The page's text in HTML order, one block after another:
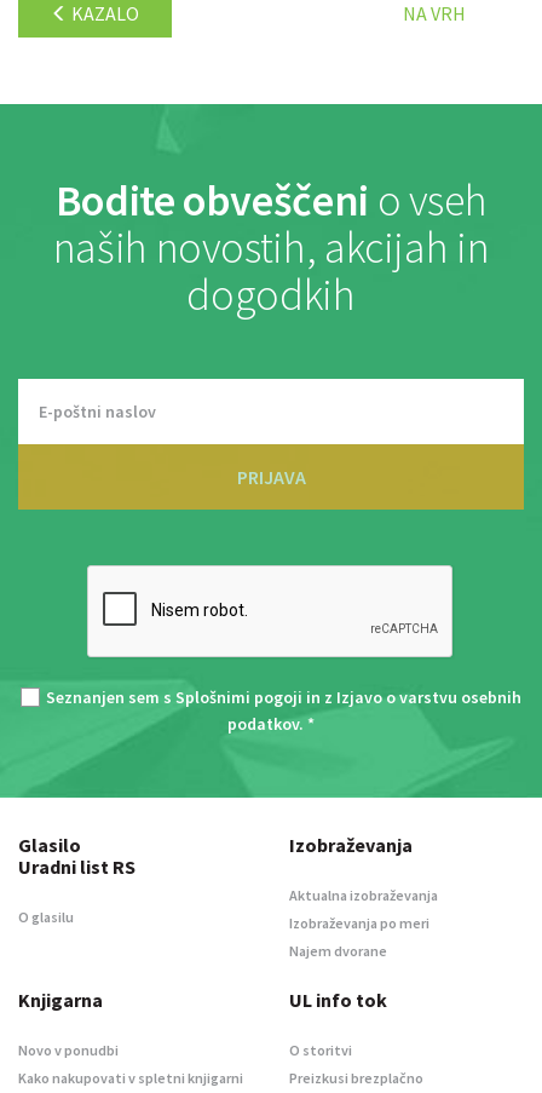
KAZALO NA VRH
Bodite obveščeni o vseh
naših novostih, akcijah in
dogodkih
PRIJAVA
Seznanjen sem s Splošnimi pogoji in z Izjavo o varstvu osebnih
podatkov. *
Glasilo
Uradni list RS
O glasilu
Izobraževanja
Aktualna izobraževanja
Izobraževanja po meri
Najem dvorane
Knjigarna
Novo v ponudbi
Kako nakupovati v spletni knjigarni
UL info tok
O storitvi
Preizkusi brezplačno